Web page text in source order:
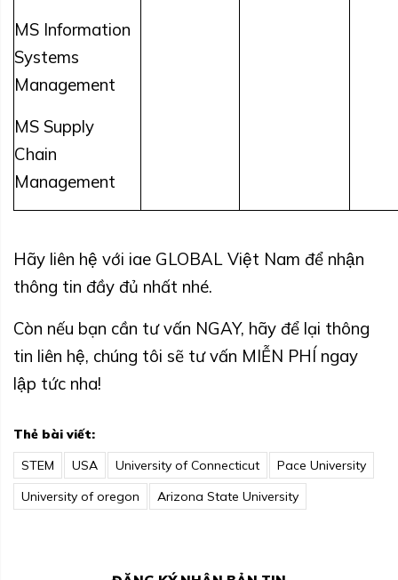
MS Information
Systems
Management
MS Supply
Chain
Management
Hãy liên hệ với iae GLOBAL Việt Nam để nhận
thông tin đầy đủ nhất nhé.
Còn nếu bạn cần tư vấn NGAY, hãy để lại thông
tin liên hệ, chúng tôi sẽ tư vấn MIỄN PHÍ ngay
lập tức nha!
Thẻ bài viết:
STEM
USA University of Connecticut
Pace University
University of oregon
Arizona State University